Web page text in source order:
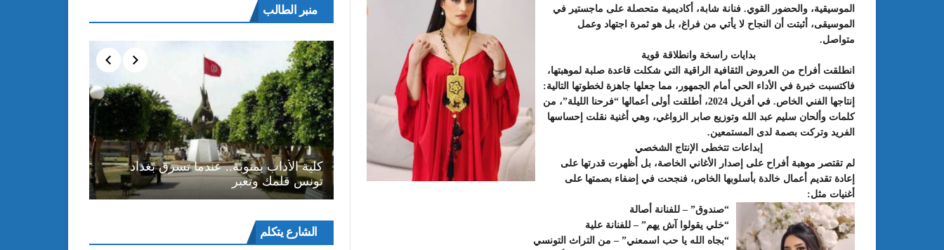
الموسيقية، والحضور القوي. فنانة شابة، أكاديمية متحصلة على ماجستير في
الموسيقى، أثبتت أن النجاح لا يأتي من فراغ، بل هو ثمرة اجتهاد وعمل
متواصل.
بدايات راسخة وانطلاقة قوية
انطلقت أفراح من العروض الثقافية الراقية التي شكلت قاعدة صلبة لموهبتها،
فاكتسبت خبرة في الأداء الحي أمام الجمهور، مما جعلها جاهزة لخطوتها التالية:
إنتاجها الفني الخاص. في أفريل 2024، أطلقت أولى أعمالها “فرحنا الليلة”، من
كلمات وألحان سليم عبد الله وتوزيع صابر الزواغي، وهي أغنية نقلت إحساسها
الفريد وتركت بصمة لدى المستمعين.
إبداعات تتخطى الإنتاج الشخصي
لم تقتصر موهبة أفراح على إصدار الأغاني الخاصة، بل أظهرت قدرتها على
إعادة تقديم أعمال خالدة بأسلوبها الخاص، فنجحت في إضفاء بصمتها على
أغنيات مثل:
“صندوق” – للفنانة أصالة
“خلي يقولوا آش يهم” – للفنانة علية
“بجاه الله يا حب اسمعني” – من التراث التونسي
منبر الطالب
كلية الأداب بمنوبة.. عندما تسرق بغداد
تونس قلمك وتعبر
المسرح الجامعي يقود رواده إلى الملتقيات
الدولية…التجربة العمانية نموذجا
عبد الستار الخليفي: مهم جدا أن يتواصل
الملتقى الدولي الحسين بوزيان للمسرح
الجامعي بوجودي أو بدونه
إلى التميّز”
الشارع يتكلممشغل
الفيديو